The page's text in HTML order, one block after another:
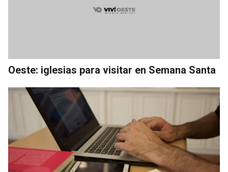
Oeste: iglesias para visitar en Semana Santa